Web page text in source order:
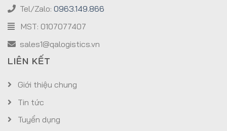
Tel/Zalo: 0963.149.866
MST: 0107077407
sales1@qalogistics.vn
LIÊN KẾT
Giới thiệu chung
Tin tức
Tuyển dụng